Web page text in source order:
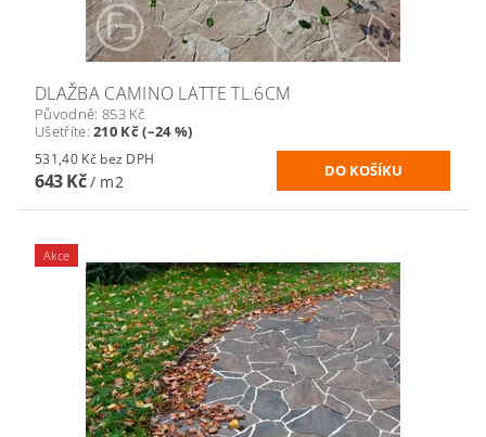
DLAŽBA CAMINO LATTE TL.6CM
Původně: 853 Kč
Ušetříte:210 Kč (–24 %)
531,40 Kč bez DPH
643 Kč/ m2
Akce